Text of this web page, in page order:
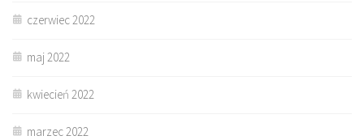
czerwiec 2022
maj 2022
kwiecień 2022
marzec 2022